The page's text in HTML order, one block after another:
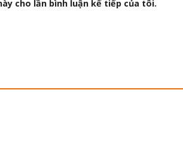
cho lần bình luận kế tiếp của tôi.